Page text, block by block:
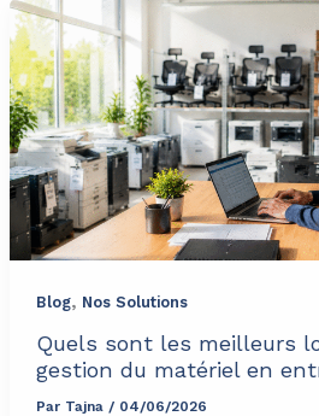
Blog, Nos Solutions
Quels sont les meilleurs
gestion du matériel en
Par Tajna / 04/06/2026